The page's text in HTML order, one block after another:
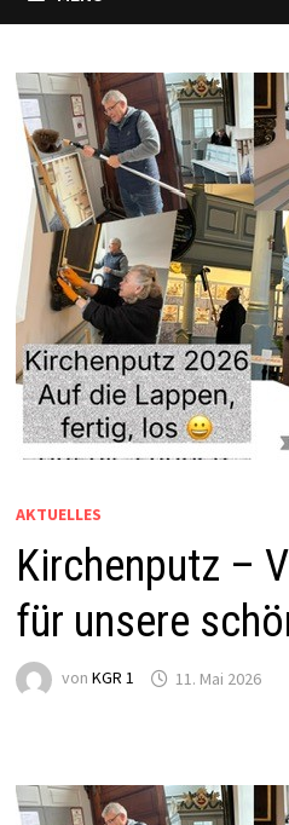
AKTUELLES
Kirchenputz –
für unsere
von KGR 1 11. Mai 2026